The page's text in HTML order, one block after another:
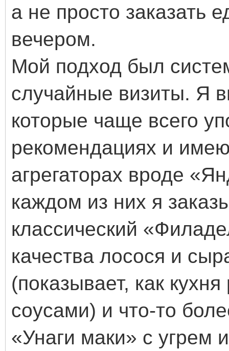
а не просто заказать
вечером.
Мой подход был
случайные визиты. Я
которые чаще всего
рекомендациях и
агрегаторах вроде
каждом из них я
классический
качества лосося и
(показывает, как
соусами) и что-то
«Унаги маки» с угрем